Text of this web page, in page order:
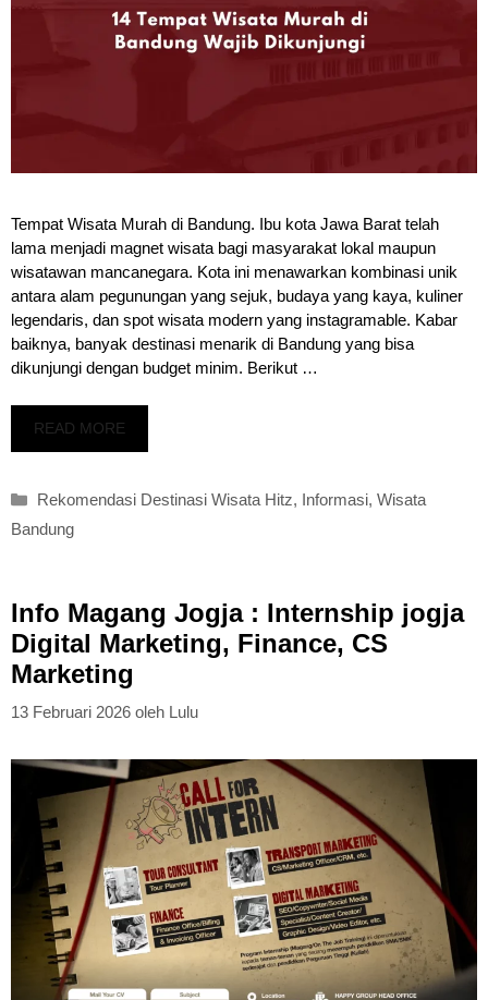
Tempat Wisata Murah di Bandung. Ibu kota Jawa Barat telah
lama menjadi magnet wisata bagi masyarakat lokal maupun
wisatawan mancanegara. Kota ini menawarkan kombinasi unik
antara alam pegunungan yang sejuk, budaya yang kaya, kuliner
legendaris, dan spot wisata modern yang instagramable. Kabar
baiknya, banyak destinasi menarik di Bandung yang bisa
dikunjungi dengan budget minim. Berikut …
READ MORE
Kategori
Rekomendasi Destinasi Wisata Hitz, Informasi, Wisata
Bandung
Info Magang Jogja : Internship jogja
Digital Marketing, Finance, CS
Marketing
13 Februari 2026 oleh Lulu